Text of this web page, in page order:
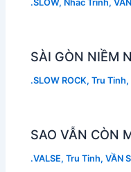
.SLOW, Nhac Trinh,
SÀI GÒN NIỀM
.SLOW ROCK,Tru Tinh,
SAO VẪN CÒN
.VALSE,Tru Tinh,VẦN S